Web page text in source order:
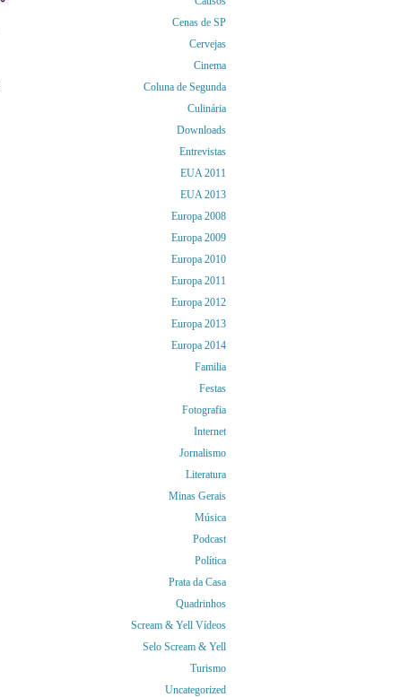
Cenas de SP
Cervejas
Cinema
Coluna de Segunda
Culinária
Downloads
Entrevistas
EUA 2011
EUA 2013
Europa 2008
Europa 2009
Europa 2010
Europa 2011
Europa 2012
Europa 2013
Europa 2014
Familia
Festas
Fotografia
Internet
Jornalismo
Literatura
Minas Gerais
Música
Podcast
Política
Prata da Casa
Quadrinhos
Scream & Yell Vídeos
Selo Scream & Yell
Turismo
Uncategorized